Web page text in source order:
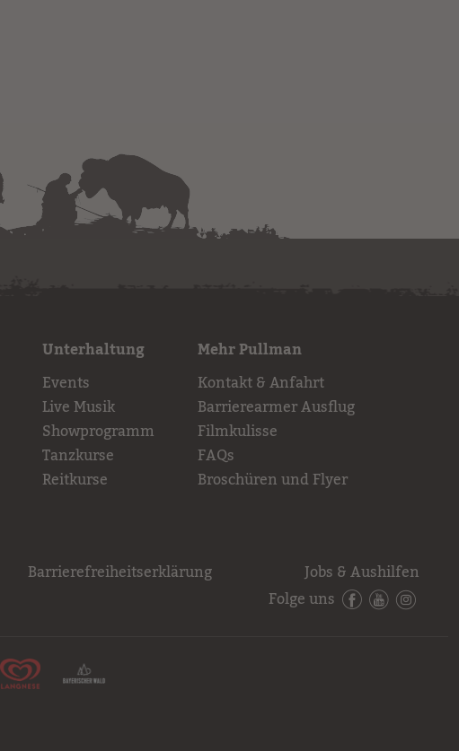
Unterhaltung
Events
Live Musik
Showprogramm
Tanzkurse
Reitkurse
Mehr Pullman
Kontakt & Anfahrt
Barrierearmer Ausflug
Filmkulisse
FAQs
Broschüren und Flyer
Barrierefreiheitserklärung
Jobs & Aushilfen
Folge uns Facebook
YouTube